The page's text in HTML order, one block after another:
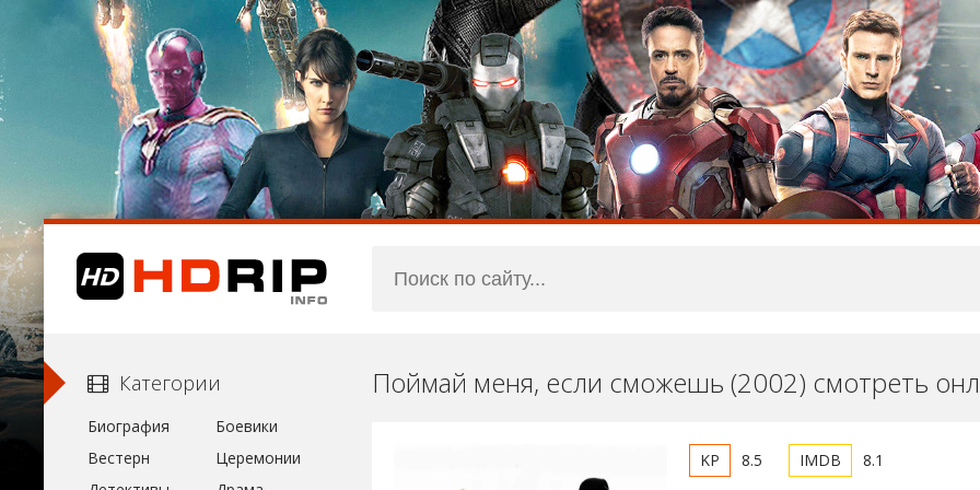
Поймай меня, если сможешь (2002) смотреть
8.5 8.1
Категории
Биография
Боевики
Вестерн
Церемонии